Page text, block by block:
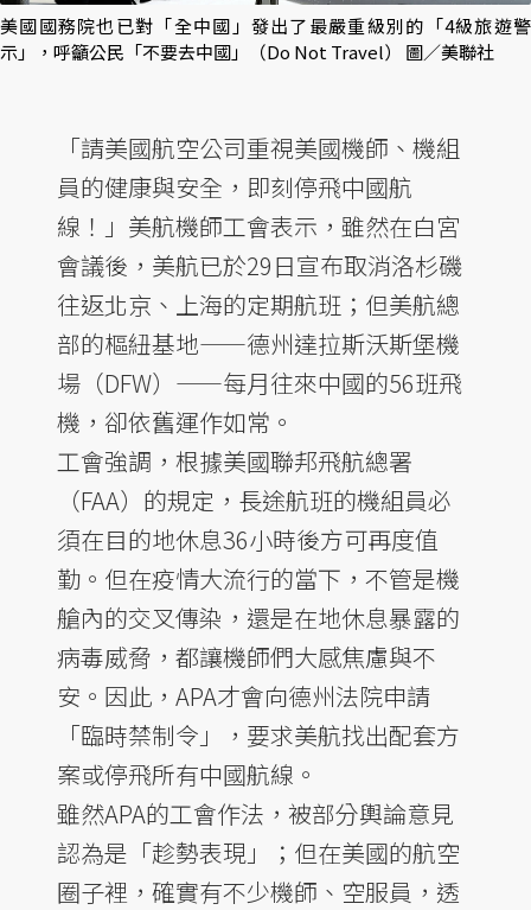
美國國務院也已對「全中國」發出了最嚴重級別的「4級旅遊警
示」，呼籲公民「不要去中國」（Do Not Travel） 圖／美聯社
「請美國航空公司重視美國機師、機組
員的健康與安全，即刻停飛中國航
線！」美航機師工會表示，雖然在白宮
會議後，美航已於29日宣布取消洛杉磯
往返北京、上海的定期航班；但美航總
部的樞紐基地——德州達拉斯沃斯堡機
場（DFW）——每月往來中國的56班飛
機，卻依舊運作如常。
工會強調，根據美國聯邦飛航總署
（FAA）的規定，長途航班的機組員必
須在目的地休息36小時後方可再度值
勤。但在疫情大流行的當下，不管是機
艙內的交叉傳染，還是在地休息暴露的
病毒威脅，都讓機師們大感焦慮與不
安。因此，APA才會向德州法院申請
「臨時禁制令」，要求美航找出配套方
案或停飛所有中國航線。
雖然APA的工會作法，被部分輿論意見
認為是「趁勢表現」；但在美國的航空
圈子裡，確實有不少機師、空服員，透